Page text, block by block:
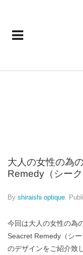
大人の女性の為
Remedy（シーク
By shiraishi optique.
今回は大人の女性の為
Seacret Remedy（シ
のデザインをご紹介致